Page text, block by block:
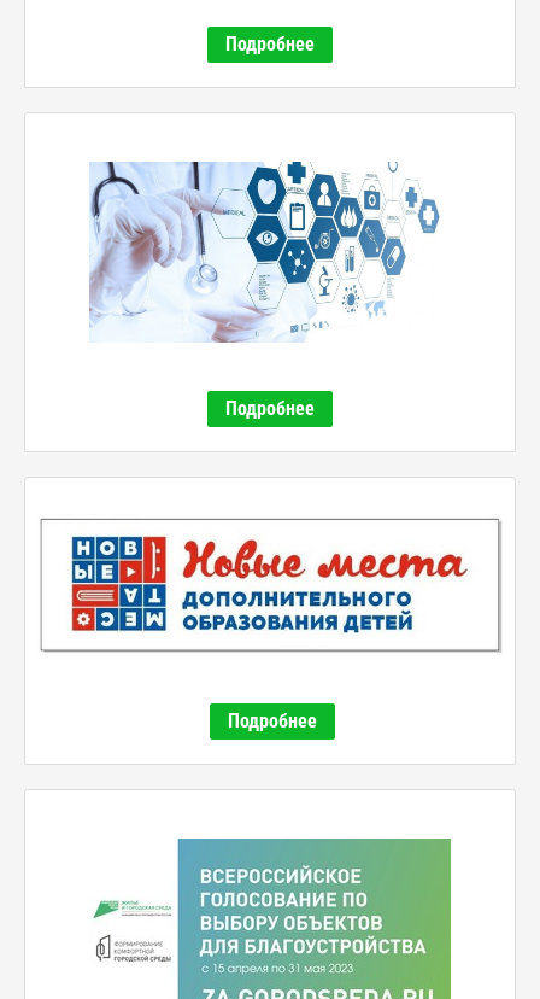
Подробнее
Подробнее
Подробнее